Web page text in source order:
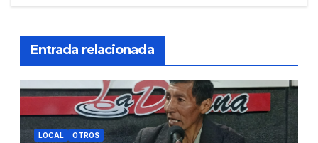
Entrada relacionada
LOCAL OTROS